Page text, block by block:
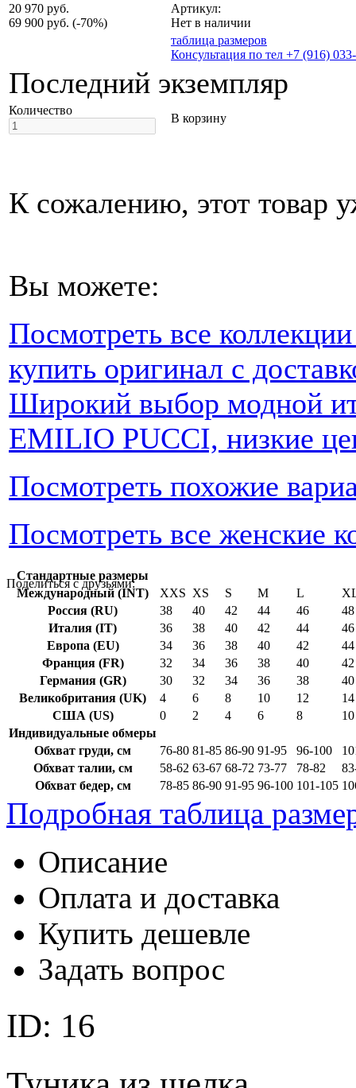
20 970 руб.
69 900 руб. (-70%)
Артикул:
Нет в наличии
таблица размеров
Консультация по тел +7 (916)
Последний экземпляр
Количество
В корзину
К сожалению, этот товар
Вы можете:
Посмотреть все
купить оригинал с
Широкий выбор модной
EMILIO PUCCI, низкие
Посмотреть похожие
Посмотреть все женские
Поделиться с друзьями:
Стандартные размеры
Международный (INT)
XXS XS S M L
Россия (RU)
38 40 42 44 46
48
Италия (IT)
36 38 40 42 44
46
Европа (EU)
34 36 38 40 42
44
Франция (FR)
32 34 36 38 40
42
Германия (GR)
30 32 34 36 38
40
Великобритания (UK)
4 6 8 10 12
14
США (US)
0 2 4 6 8
10
Индивидуальные обмеры
Обхват груди, см
76-80 81-85 86-90 91-95 96-100
Обхват талии, см
58-62 63-67 68-72 73-77 78-82
Обхват бедер, см
78-85 86-90 91-95 96-100 101-105
Подробная таблица
Описание
Оплата и доставка
Купить дешевле
Задать вопрос
ID: 16